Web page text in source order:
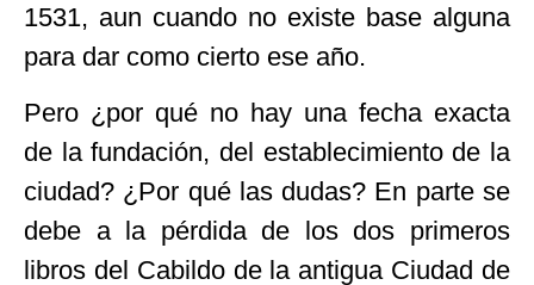
1531, aun cuando no existe base alguna
para dar como cierto ese año.
Pero ¿por qué no hay una fecha exacta
de la fundación, del establecimiento de la
ciudad? ¿Por qué las dudas? En parte se
debe a la pérdida de los dos primeros
libros del Cabildo de la antigua Ciudad de